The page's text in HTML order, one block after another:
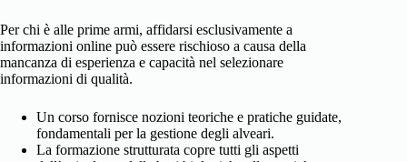
Per chi è alle prime armi, affidarsi esclusivamente a
informazioni online può essere rischioso a causa della
mancanza di esperienza e capacità nel selezionare
informazioni di qualità.
Un corso fornisce nozioni teoriche e pratiche guidate,
fondamentali per la gestione degli alveari.
La formazione strutturata copre tutti gli aspetti